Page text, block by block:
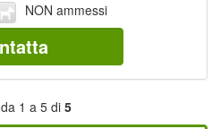
NON ammessi
1 a 5 di 5